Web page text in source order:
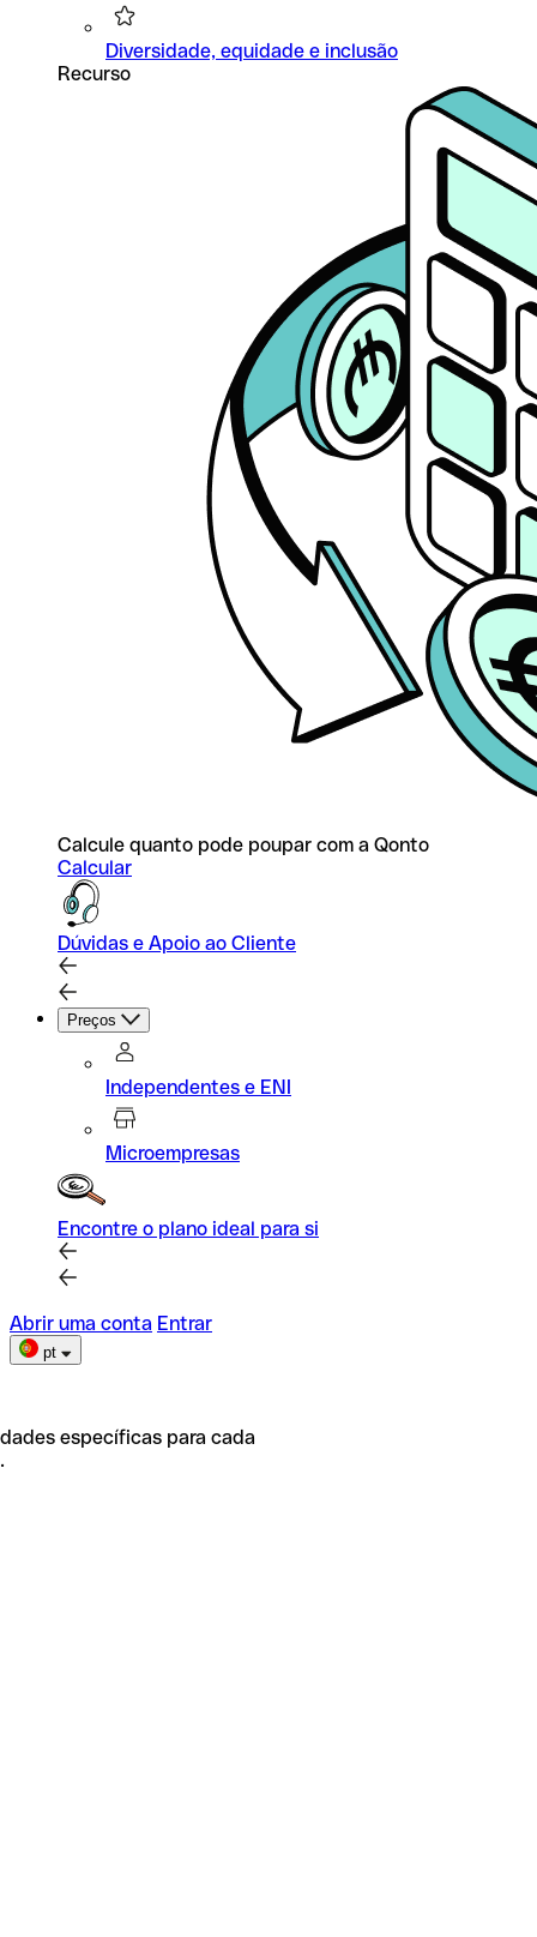
Diversidade, equidade e inclusão
Recurso
Calcule quanto pode poupar com a Qonto
Calcular
Dúvidas e Apoio ao Cliente
Preços
Independentes e ENI
Microempresas
Encontre o plano ideal para si
Abrir uma conta Entrar
pt
específicas para cada